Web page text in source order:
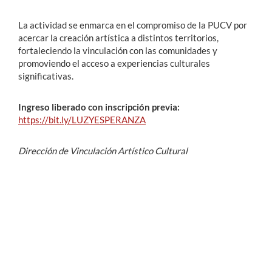
La actividad se enmarca en el compromiso de la PUCV por
acercar la creación artística a distintos territorios,
fortaleciendo la vinculación con las comunidades y
promoviendo el acceso a experiencias culturales
significativas.
Ingreso liberado con inscripción previa:
https://bit.ly/LUZYESPERANZA
Dirección de Vinculación Artístico Cultural